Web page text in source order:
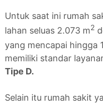
Untuk saat ini rumah
lahan seluas 2.073 m2
yang mencapai hingga
memiliki standar
Tipe D.
Selain itu rumah sakit